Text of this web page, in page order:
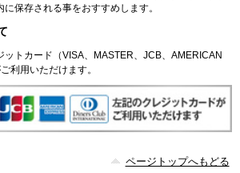
保存される事をおすすめします。
ットカード（VISA、MASTER、JCB、AMERICAN
利用いただけます。
ページトップへもどる